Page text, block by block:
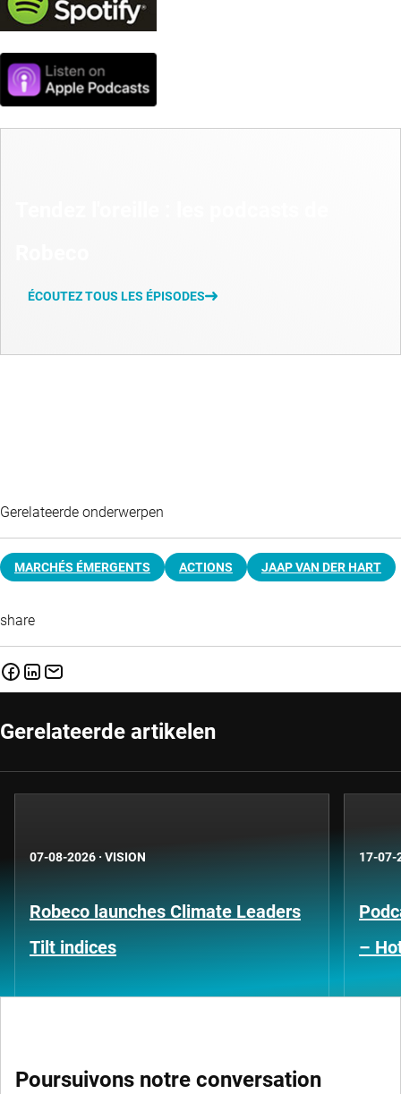
ÉCOUTEZ TOUS LES ÉPISODES
Gerelateerde onderwerpen
MARCHÉS ÉMERGENTS ACTIONS JAAP VAN DER HART
share
Gerelateerde artikelen
07-08-2026 · VISION
Robeco launches Climate Leaders
Tilt indices
17-07-
–
Poursuivons notre conversation